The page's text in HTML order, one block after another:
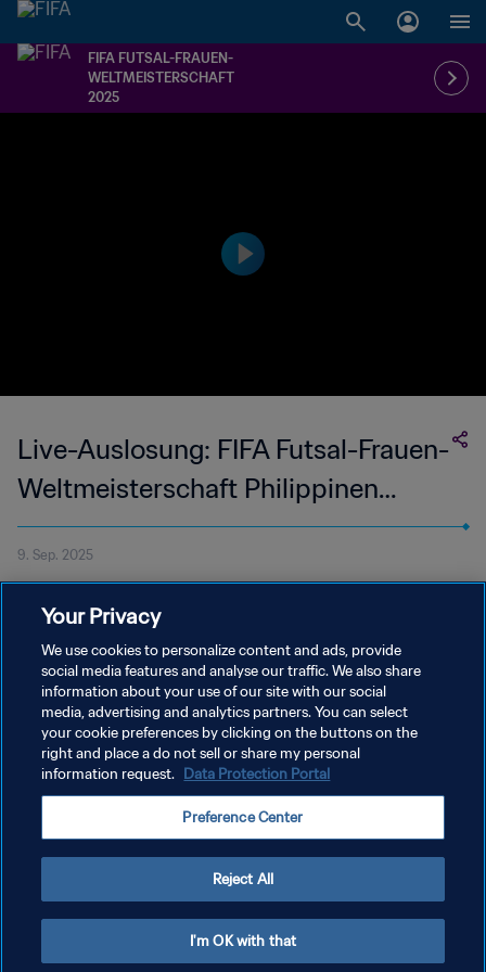
FIFA FUTSAL-FRAUEN-
WELTMEISTERSCHAFT
2025
Live-Auslosung: FIFA Futsal-Frauen-
Weltmeisterschaft Philippinen
2025™
9. Sep. 2025
Weltmeisterschaft™. Die Auslosung beginnt am 15. September
2025 um 17 Uhr Ortszeit in Taguig auf den Philippinen.
DATENSCHUTZ
NUTZUNGSBEDINGUNGEN
COOKIE-EINSTELLUNGEN VERWALTEN
Copyright © 1994 - 2026 FIFA. Alle Rechte vorbehalten.
Your Privacy
We use cookies to personalize content and ads, provide
social media features and analyse our traffic. We also share
information about your use of our site with our social
media, advertising and analytics partners. You can select
your cookie preferences by clicking on the buttons on the
right and place a do not sell or share my personal
information request. Data Protection Portal
Preference Center
Reject All
I'm OK with that